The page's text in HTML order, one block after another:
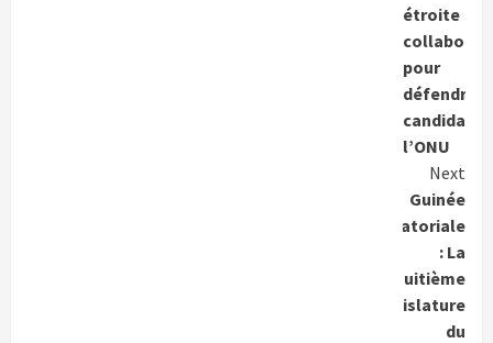
étroite
pour
défendre
l’ONU
Next
Guinée
Equatoriale
: La
Huitième
Législature
du